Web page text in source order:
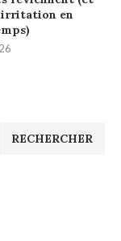
RECHERCHER
en